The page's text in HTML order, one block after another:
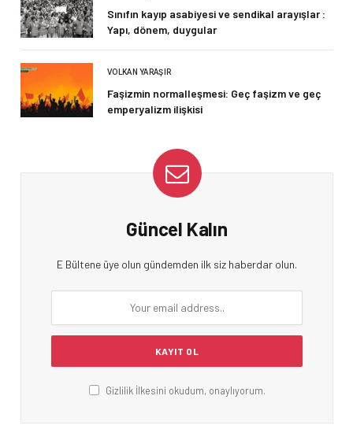
Sınıfın kayıp asabiyesi ve sendikal arayışlar :
Yapı, dönem, duygular
VOLKAN YARAŞIR
Faşizmin normalleşmesi: Geç faşizm ve geç
emperyalizm ilişkisi
Güncel Kalın
E Bültene üye olun gündemden ilk siz haberdar olun.
Gizlilik İlkesini okudum, onaylıyorum.